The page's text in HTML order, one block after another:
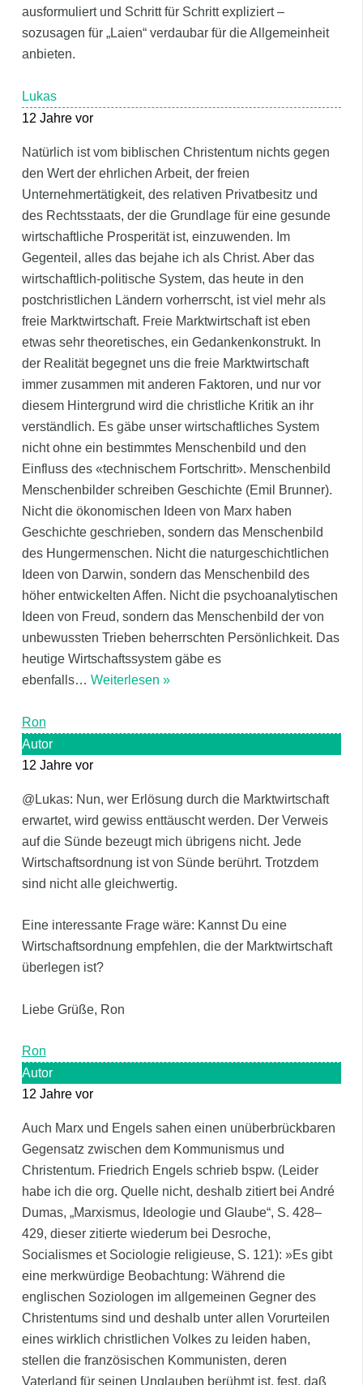
ausformuliert und Schritt für Schritt expliziert –
sozusagen für „Laien“ verdaubar für die Allgemeinheit
anbieten.
Lukas
12 Jahre vor
Natürlich ist vom biblischen Christentum nichts gegen
den Wert der ehrlichen Arbeit, der freien
Unternehmertätigkeit, des relativen Privatbesitz und
des Rechtsstaats, der die Grundlage für eine gesunde
wirtschaftliche Prosperität ist, einzuwenden. Im
Gegenteil, alles das bejahe ich als Christ. Aber das
wirtschaftlich-politische System, das heute in den
postchristlichen Ländern vorherrscht, ist viel mehr als
freie Marktwirtschaft. Freie Marktwirtschaft ist eben
etwas sehr theoretisches, ein Gedankenkonstrukt. In
der Realität begegnet uns die freie Marktwirtschaft
immer zusammen mit anderen Faktoren, und nur vor
diesem Hintergrund wird die christliche Kritik an ihr
verständlich. Es gäbe unser wirtschaftliches System
nicht ohne ein bestimmtes Menschenbild und den
Einfluss des «technischem Fortschritt». Menschenbild
Menschenbilder schreiben Geschichte (Emil Brunner).
Nicht die ökonomischen Ideen von Marx haben
Geschichte geschrieben, sondern das Menschenbild
des Hungermenschen. Nicht die naturgeschichtlichen
Ideen von Darwin, sondern das Menschenbild des
höher entwickelten Affen. Nicht die psychoanalytischen
Ideen von Freud, sondern das Menschenbild der von
unbewussten Trieben beherrschten Persönlichkeit. Das
heutige Wirtschaftssystem gäbe es
ebenfalls… Weiterlesen »
Ron
Autor
12 Jahre vor
@Lukas: Nun, wer Erlösung durch die Marktwirtschaft
erwartet, wird gewiss enttäuscht werden. Der Verweis
auf die Sünde bezeugt mich übrigens nicht. Jede
Wirtschaftsordnung ist von Sünde berührt. Trotzdem
sind nicht alle gleichwertig.
Eine interessante Frage wäre: Kannst Du eine
Wirtschaftsordnung empfehlen, die der Marktwirtschaft
überlegen ist?
Liebe Grüße, Ron
Ron
Autor
12 Jahre vor
Auch Marx und Engels sahen einen unüberbrückbaren
Gegensatz zwischen dem Kommunismus und
Christentum. Friedrich Engels schrieb bspw. (Leider
habe ich die org. Quelle nicht, deshalb zitiert bei André
Dumas, „Marxismus, Ideologie und Glaube“, S. 428–
429, dieser zitierte wiederum bei Desroche,
Socialismes et Sociologie religieuse, S. 121): »Es gibt
eine merkwürdige Beobachtung: Während die
englischen Soziologen im allgemeinen Gegner des
Christentums sind und deshalb unter allen Vorurteilen
eines wirklich christlichen Volkes zu leiden haben,
stellen die französischen Kommunisten, deren
Vaterland für seinen Unglauben berühmt ist, fest, daß